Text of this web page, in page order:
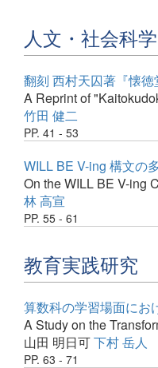
人文・社会科学
翻刻 西村天囚著『懐
A Reprint of
竹田 健二
PP. 41 - 53
WILL BE V-ing 構文の
On the WILL BE V-ing
林 高宣
PP. 55 - 61
教育実践研究
算数科の学習場面にお
A Study on the
山田 明日可下村 岳人
PP. 63 - 71